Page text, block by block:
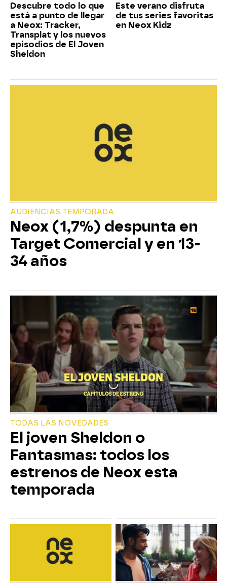
Descubre todo lo que
está a punto de llegar
a Neox: Tracker,
Transplat y los nuevos
episodios de El Joven
Sheldon
Este verano disfruta
de tus series favoritas
en Neox Kidz
AUDIENCIAS TEMPORADA
Neox (1,7%) despunta en
Target Comercial y en 13-
34 años
TODAS LAS NOVEDADES
El joven Sheldon o
Fantasmas: todos los
estrenos de Neox esta
temporada